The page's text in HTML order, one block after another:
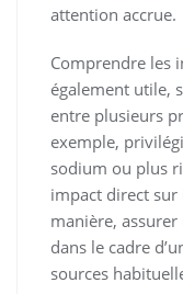
attention accrue.
Comprendre les
également utile,
entre plusieurs
exemple,
sodium ou plus
impact direct sur
manière,
dans le cadre
sources